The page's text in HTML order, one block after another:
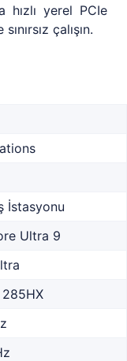
hızlı yerel PCIe
çalışın.
İstasyonu
Ultra 9